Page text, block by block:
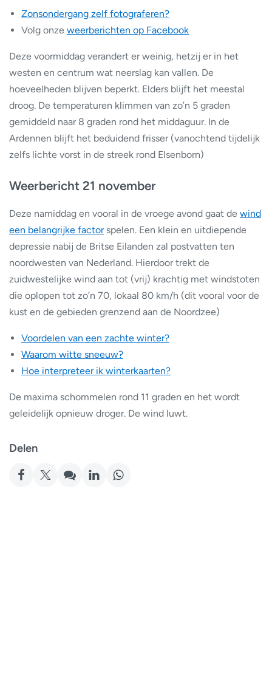
Zonsondergang zelf fotograferen?
Volg onze weerberichten op Facebook
Deze voormiddag verandert er weinig, hetzij er in het
westen en centrum wat neerslag kan vallen. De
hoeveelheden blijven beperkt. Elders blijft het meestal
droog. De temperaturen klimmen van zo’n 5 graden
gemiddeld naar 8 graden rond het middaguur. In de
Ardennen blijft het beduidend frisser (vanochtend tijdelijk
zelfs lichte vorst in de streek rond Elsenborn)
Weerbericht 21 november
Deze namiddag en vooral in de vroege avond gaat de wind
een belangrijke factorspelen. Een klein en uitdiepende
depressie nabij de Britse Eilanden zal postvatten ten
noordwesten van Nederland. Hierdoor trekt de
zuidwestelijke wind aan tot (vrij) krachtig met windstoten
die oplopen tot zo’n 70, lokaal 80 km/h (dit vooral voor de
kust en de gebieden grenzend aan de Noordzee)
Voordelen van een zachte winter?
Waarom witte sneeuw?
Hoe interpreteer ik winterkaarten?
De maxima schommelen rond 11 graden en het wordt
geleidelijk opnieuw droger. De wind luwt.
Delen